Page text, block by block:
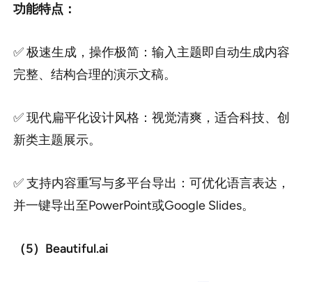
功能特点：
✅ 极速生成，操作极简：输入主题即自动生成内容
完整、结构合理的演示文稿。
✅ 现代扁平化设计风格：视觉清爽，适合科技、创
新类主题展示。
✅ 支持内容重写与多平台导出：可优化语言表达，
并一键导出至PowerPoint或Google Slides。
（5）Beautiful.ai